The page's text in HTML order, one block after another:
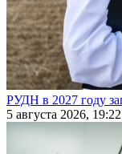
РУДН в 2027 году
5 августа 2026, 19:22